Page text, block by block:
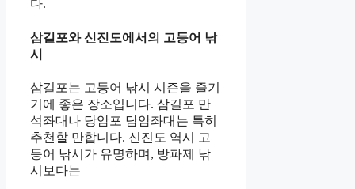
다.
삼길포와 신진도에서의 고등어 낚
시
삼길포는 고등어 낚시 시즌을 즐기
기에 좋은 장소입니다. 삼길포 만
석좌대나 당암포 담암좌대는 특히
추천할 만합니다. 신진도 역시 고
등어 낚시가 유명하며, 방파제 낚
시보다는